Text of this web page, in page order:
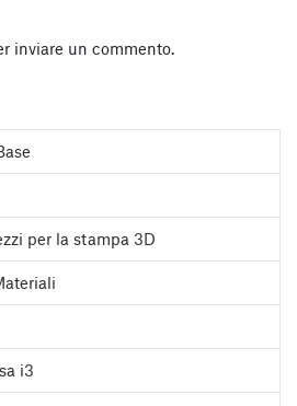
inviare un commento.
per la stampa 3D
i3